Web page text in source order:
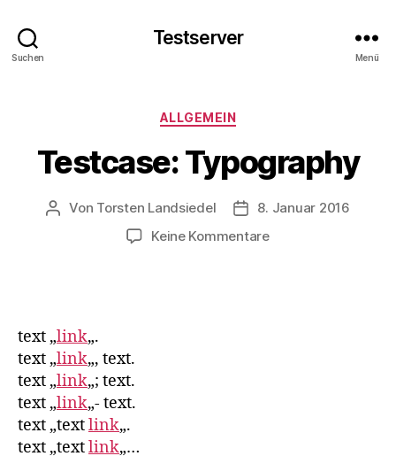
Suchen
Testserver
Menü
Kategorien
ALLGEMEIN
Testcase: Typography
Beitragsautor
Von Torsten Landsiedel Veröffentlichungsdatum
8. Januar 2016
Keine Kommentarezu
text „link„.
text „link„, text.
text „link„; text.
text „link„- text.
text „textlink„.
text „textlink„…